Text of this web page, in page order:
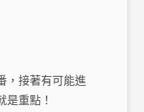
，接著有可能進
重點！